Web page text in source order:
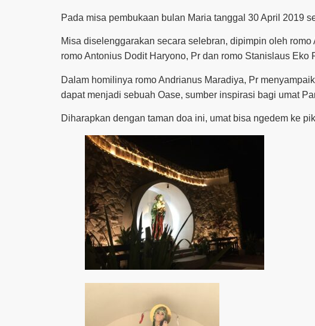
Pada misa pembukaan bulan Maria tanggal 30 April 2019
Misa diselenggarakan secara selebran, dipimpin oleh
romo Antonius Dodit Haryono, Pr dan romo Stanislaus Eko
Dalam homilinya romo Andrianus Maradiya, Pr
dapat menjadi sebuah Oase, sumber inspirasi bagi umat
Diharapkan dengan taman doa ini, umat bisa ngedem ke